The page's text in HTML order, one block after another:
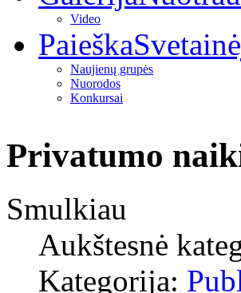
Video
Paieška
Naujienų grupės
Nuorodos
Konkursai
Privatumo
Smulkiau
Aukštesnė
Kategorija: